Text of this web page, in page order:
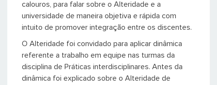
calouros, para falar sobre o Alteridade e a
universidade de maneira objetiva e rápida com
intuito de promover integração entre os discentes.
O Alteridade foi convidado para aplicar dinâmica
referente a trabalho em equipe nas turmas da
disciplina de Práticas interdisciplinares. Antes da
dinâmica foi explicado sobre o Alteridade de